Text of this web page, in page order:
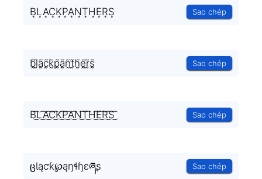
B͙L͙A͙C͙K͙P͙A͙N͙T͙H͙E͙R͙S͙ Sao chép
b̰̃l̰̃ã̰c̰̃k̰̃p̰̃ã̰ñ̰t̰̃h̰̃ḛ̃r̰̃s̰̃ Sao chép
B͜͡L͜͡A͜͡C͜͡K͜͡P͜͡A͜͡N͜͡T͜͡H͜͡E͜͡R͜͡S͜͡ Sao chép
ცƖąƈƙ℘ąŋɬɧɛཞʂ Sao chép